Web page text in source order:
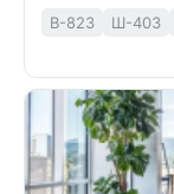
В-823 Ш-403